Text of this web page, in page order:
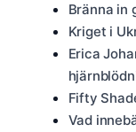
Bränna in
Kriget i
Erica
Fifty
Vad